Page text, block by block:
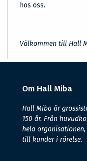
hos oss.
Välkommen till Hall
Om Hall Miba
Hall Miba är
150 år. Från
hela
till kunder i rörelse.